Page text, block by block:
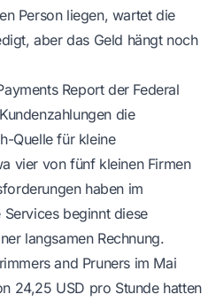
Person liegen, wartet die
aber das Geld hängt noch
Report der Federal
die
Quelle für kleine
vier von fünf kleinen Firmen
haben im
Services beginnt diese
langsamen Rechnung.
and Pruners im Mai
24,25 USD pro Stunde hatten